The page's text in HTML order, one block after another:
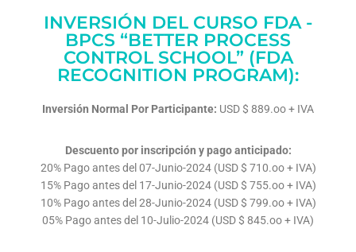
INVERSIÓN DEL CURSO FDA -
BPCS “BETTER PROCESS
CONTROL SCHOOL” (FDA
RECOGNITION PROGRAM):
Inversión Normal Por Participante: USD $ 889.oo + IVA
Descuento por inscripción y pago anticipado:
20% Pago antes del 07-Junio-2024 (USD $ 710.oo + IVA)
15% Pago antes del 17-Junio-2024 (USD $ 755.oo + IVA)
10% Pago antes del 28-Junio-2024 (USD $ 799.oo + IVA)
05% Pago antes del 10-Julio-2024 (USD $ 845.oo + IVA)